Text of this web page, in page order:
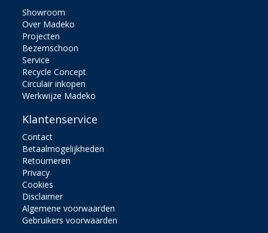
Showroom
Over Madeko
Projecten
Bezemschoon
Service
Recycle Concept
Circulair inkopen
Werkwijze Madeko
Klantenservice
Contact
Betaalmogelijkheden
Retourneren
Privacy
Cookies
Disclaimer
Algemene voorwaarden
Gebruikers voorwaarden